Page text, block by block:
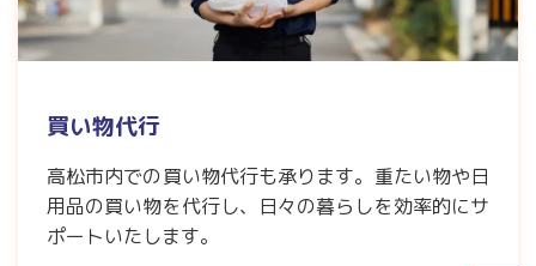
買い物代行
高松市内での買い物代行も承ります。重たい物や日
用品の買い物を代行し、日々の暮らしを効率的にサ
ポートいたします。